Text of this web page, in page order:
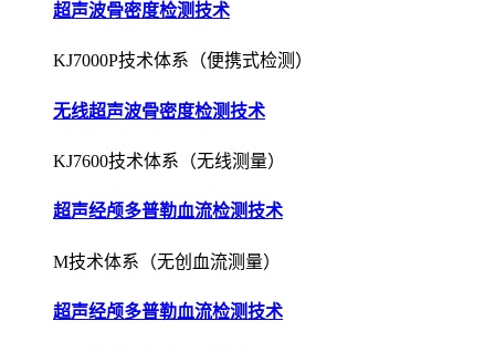
超声波骨密度检测技术
KJ7000P技术体系（便携式检测）
无线超声波骨密度检测技术
KJ7600技术体系（无线测量）
超声经颅多普勒血流检测技术
M技术体系（无创血流测量）
超声经颅多普勒血流检测技术